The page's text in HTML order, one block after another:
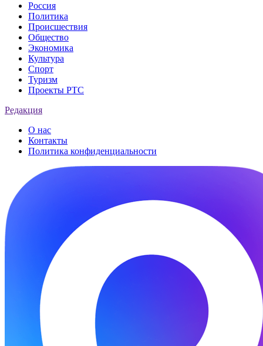
Россия
Политика
Происшествия
Общество
Экономика
Культура
Спорт
Туризм
Проекты РТС
Редакция
О нас
Контакты
Политика конфиденциальности